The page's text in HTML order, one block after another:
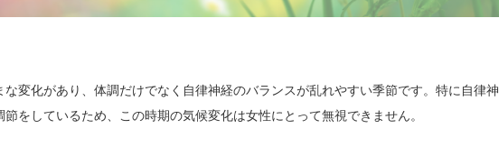
変化があり、体調だけでなく自律神経のバランスが乱れやすい季節です。特に自律神
をしているため、この時期の気候変化は女性にとって無視できません。